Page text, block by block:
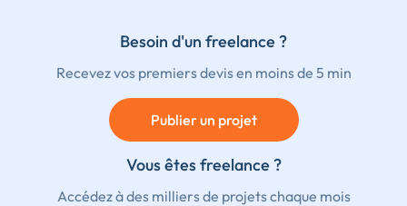
Besoin d'un freelance ?
Recevez vos premiers devis en moins de 5 min
Publier un projet
Vous êtes freelance ?
Accédez à des milliers de projets chaque mois